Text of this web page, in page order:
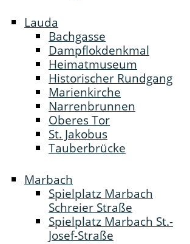
Lauda
Bachgasse
Dampflokdenkmal
Heimatmuseum
Historischer Rundgang
Marienkirche
Narrenbrunnen
Oberes Tor
St. Jakobus
Tauberbrücke
Marbach
Spielplatz Marbach
Schreier Straße
Spielplatz Marbach St.-
Josef-Straße